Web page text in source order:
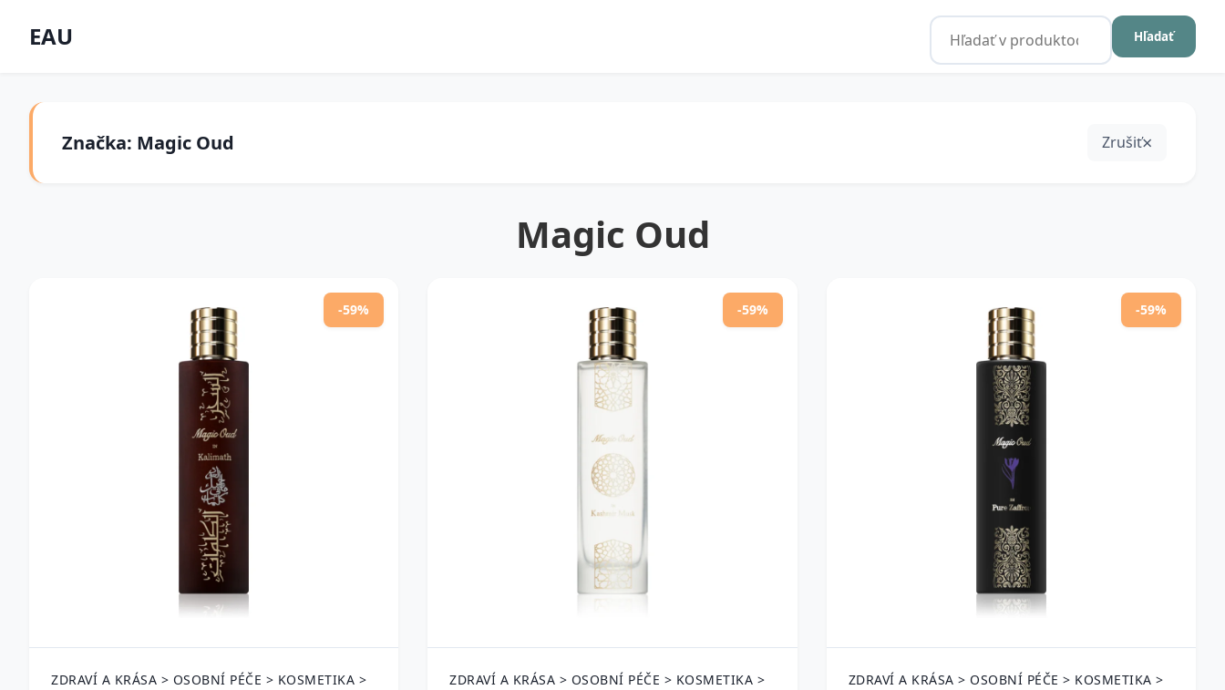
EAU Hľadať
Značka: Magic Oud Zrušiť
Magic Oud
-59%
ZDRAVÍ A KRÁSA > OSOBNÍ PÉČE > KOSMETIKA >
-59%
ZDRAVÍ A KRÁSA > OSOBNÍ PÉČE > KOSMETIKA >
-59%
ZDRAVÍ A KRÁSA > OSOBNÍ PÉČE > KOSMETIKA >